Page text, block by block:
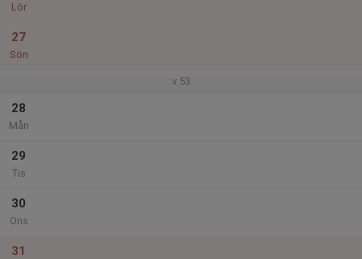
Lör
27
Sön
v.53
28
Mån
29
Tis
30
Ons
31